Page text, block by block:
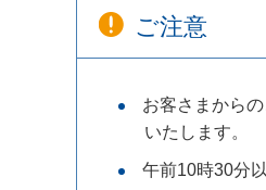
ご注意
お客さまから
いたします。
午前10時30分